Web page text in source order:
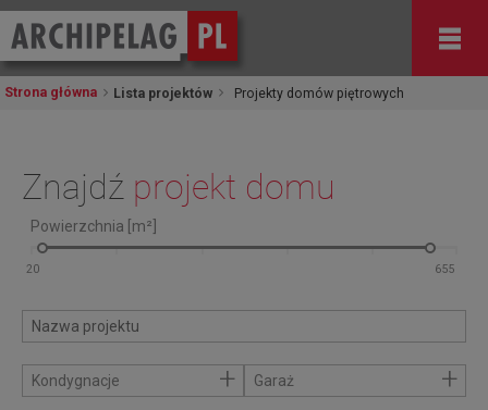
Strona główna Lista projektów Projekty domów piętrowych
Znajdź projekt domu
Powierzchnia [m²]
Kondygnacje + Garaż +